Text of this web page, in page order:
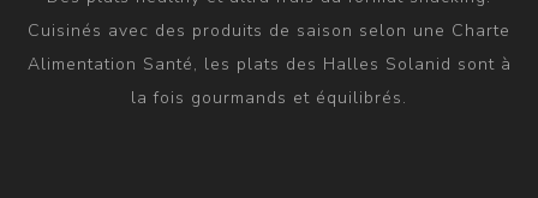
Cuisinés avec des produits de saison selon une Charte
Alimentation Santé, les plats des Halles Solanid sont à
la fois gourmands et équilibrés.